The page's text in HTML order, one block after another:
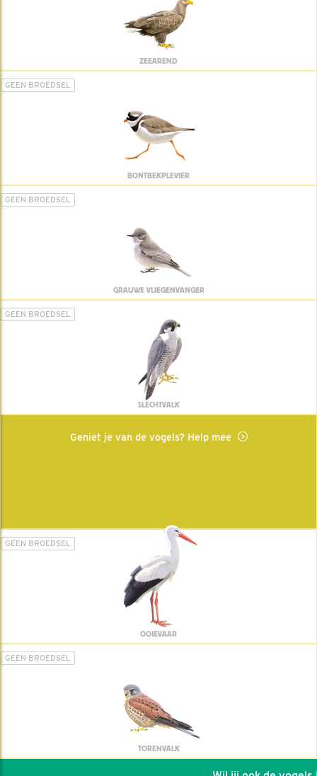
ZEEAREND
GEEN BROEDSEL
BONTBEKPLEVIER
GEEN BROEDSEL
GRAUWE VLIEGENVANGER
GEEN BROEDSEL
SLECHTVALK
Geniet je van de vogels? Help mee
GEEN BROEDSEL
OOIEVAAR
GEEN BROEDSEL
TORENVALK